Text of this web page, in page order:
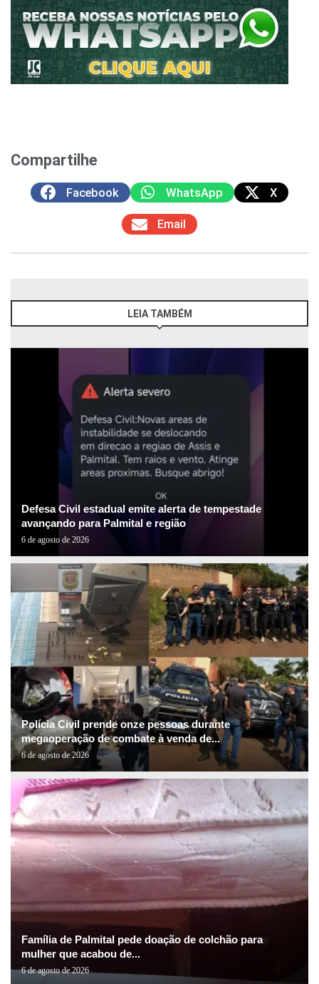
Compartilhe
Facebook WhatsApp X
Email
LEIA TAMBÉM
Defesa Civil estadual emite alerta de tempestade
avançando para Palmital e região
6 de agosto de 2026
Polícia Civil prende onze pessoas durante
megaoperação de combate à venda de...
6 de agosto de 2026
Família de Palmital pede doação de colchão para
mulher que acabou de...
6 de agosto de 2026